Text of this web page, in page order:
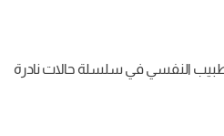
النفسي في سلسلة حالات نادرة